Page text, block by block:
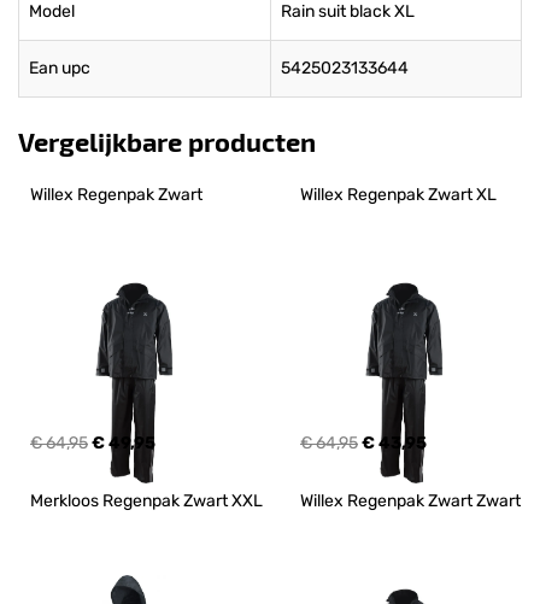
Model Rain suit black XL
Ean upc 5425023133644
Vergelijkbare producten
Willex Regenpak Zwart
€ 64,95€ 49,95
Willex Regenpak Zwart XL
€ 64,95€ 43,95
Merkloos Regenpak Zwart XXL Willex Regenpak Zwart Zwart